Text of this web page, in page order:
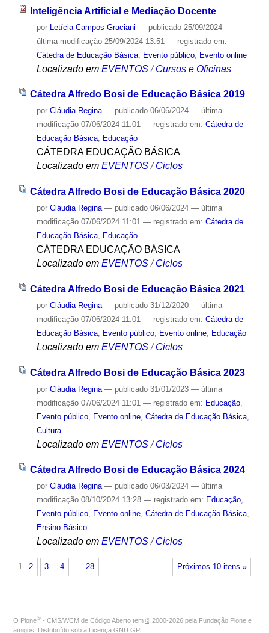
Inteligência Artificial e Mediação Docente
por Letícia Campos Graciani — publicado25/09/2024 —
última modificação25/09/2024 13:51 — registrado em:
Cátedra de Educação Básica, Evento público, Evento online
Localizado em EVENTOS /Cursos e Oficinas
Cátedra Alfredo Bosi de Educação Básica 2019
por Cláudia Regina — publicado06/06/2024 — última
modificação07/06/2024 11:01 — registrado em: Cátedra de
Educação Básica, Educação
CÁTEDRA EDUCAÇÃO BÁSICA
Localizado em EVENTOS / Ciclos
Cátedra Alfredo Bosi de Educação Básica 2020
por Cláudia Regina — publicado06/06/2024 — última
modificação07/06/2024 11:01 — registrado em: Cátedra de
Educação Básica, Educação
CÁTEDRA EDUCAÇÃO BÁSICA
Localizado em EVENTOS /Ciclos
Cátedra Alfredo Bosi de Educação Básica 2021
por Cláudia Regina — publicado31/12/2020 — última
modificação07/06/2024 11:01 — registrado em: Cátedra de
Educação Básica, Evento público, Evento online, Educação
Localizado em EVENTOS /Ciclos
Cátedra Alfredo Bosi de Educação Básica 2023
por Cláudia Regina — publicado31/01/2023 — última
modificação07/06/2024 11:01 — registrado em: Educação,
Evento público, Evento online, Cátedra de Educação Básica,
Cultura
Localizado em EVENTOS /Ciclos
Cátedra Alfredo Bosi de Educação Básica 2024
por Cláudia Regina — publicado06/03/2024 — última
modificação08/10/2024 13:28 — registrado em: Educação,
Evento público, Evento online, Cátedra de Educação Básica,
Ensino Básico
Localizado em EVENTOS /Ciclos
Próximos 10 itens »
1 2 3 4 … 28
O Plone® - CMS/WCM de Código Aberto tem © 2000-2026 pela Fundação Plone e
amigos. Distribuído sob a Licença GNU GPL